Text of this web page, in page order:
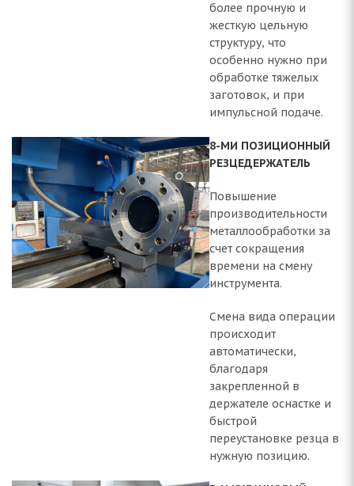
более прочную и
жесткую цельную
структуру, что
особенно нужно при
обработке тяжелых
заготовок, и при
импульсной подаче.
8-МИ ПОЗИЦИОННЫЙ
РЕЗЦЕДЕРЖАТЕЛЬ
Повышение
производительности
металлообработки за
счет сокращения
времени на смену
инструмента.
Смена вида операции
происходит
автоматически,
благодаря
закрепленной в
держателе оснастке и
быстрой
переустановке резца в
нужную позицию.